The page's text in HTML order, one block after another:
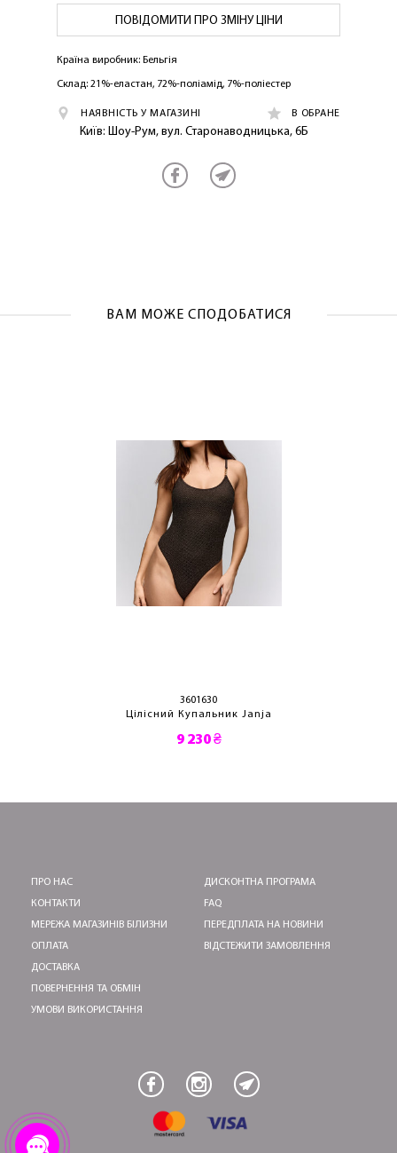
ПОВІДОМИТИ ПРО ЗМІНУ ЦІНИ
Країна виробник: Бельгія
Склад: 21%-еластан, 72%-поліамід, 7%-поліестер
НАЯВНІСТЬ У МАГАЗИНІ В ОБРАНЕ
Київ: Шоу-Рум, вул. Старонаводницька, 6Б
ВАМ МОЖЕ СПОДОБАТИСЯ
3601630
Цілісний Купальник Janja
9 230 ₴
ПРО НАС
КОНТАКТИ
МЕРЕЖА МАГАЗИНІВ БІЛИЗНИ
ОПЛАТА
ДОСТАВКА
ПОВЕРНЕННЯ ТА ОБМІН
УМОВИ ВИКОРИСТАННЯ
ДИСКОНТНА ПРОГРАМА
FAQ
ПЕРЕДПЛАТА НА НОВИНИ
ВІДСТЕЖИТИ ЗАМОВЛЕННЯ
ЛАСКАВО ПРОСИМО ДО
NOSOVSKI.COM! ПРИЙМІТЬ ВІД НАС
ПЕРШЕ ПОКУПКУ
ОТРИМАТИ!